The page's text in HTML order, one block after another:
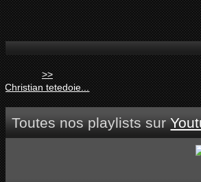
>>
Christian tetedoie...
Toutes nos playlists sur